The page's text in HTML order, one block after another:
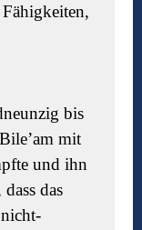
Fähigkeiten,
bis
mit
und ihn
das